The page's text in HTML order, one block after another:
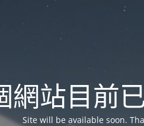
網站目前
Site will be available soon.